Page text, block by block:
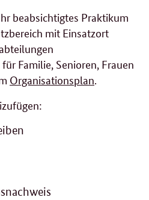
beabsichtigtes Praktikum
mit Einsatzort
Familie, Senioren, Frauen
Organisationsplan.